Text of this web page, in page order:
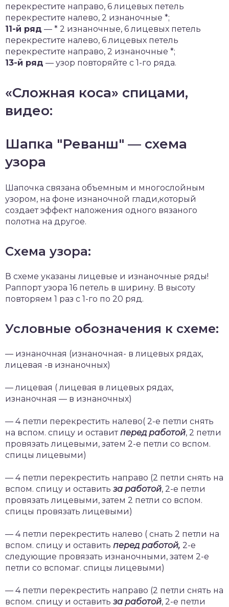
перекрестите направо, 6 лицевых петель
перекрестите налево, 2 изнаночные *;
11-й ряд — * 2 изнаночные, 6 лицевых петель
перекрестите налево, 6 лицевых петель
перекрестите направо, 2 изнаночные *;
13-й ряд — узор повторяйте с 1-го ряда.
«Сложная коса» спицами,
видео:
Шапка "Реванш" — схема
узора
Шапочка связана объемным и многослойным
узором, на фоне изнаночной глади,который
создает эффект наложения одного вязаного
полотна на другое.
Схема узора:
В схеме указаны лицевые и изнаночные ряды!
Раппорт узора 16 петель в ширину. В высоту
повторяем 1 раз с 1-го по 20 ряд.
Условные обозначения к схеме:
— изнаночная (изнаночная- в лицевых рядах,
лицевая -в изнаночных)
— лицевая ( лицевая в лицевых рядах,
изнаночная — в изнаночных)
— 4 петли перекрестить налево( 2-е петли снять
на вспом. спицу и оставитперед работой, 2 петли
провязать лицевыми, затем 2-е петли со вспом.
спицы лицевыми)
— 4 петли перекрестить направо (2 петли снять на
вспом. спицу и оставить за работой, 2-е петли
провязать лицевыми, затем 2 петли со вспом.
спицы провязать лицевыми)
— 4 петли перекрестить налево ( снать 2 петли на
вспом. спицу и оставить перед работой, 2-е
следующие провязать изнаночными, затем 2-е
петли со вспомаг. спицы лицевыми)
— 4 петли перекрестить направо (2 петли снять на
вспом. спицу и оставить за работой, 2-е петли